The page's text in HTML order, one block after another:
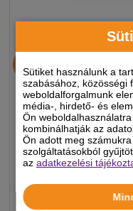
Sütiket használunk a
szabásához, közösségi
weboldalforgalmunk
média-, hirdető- és
Ön
kombinálhatják az
Ön adott meg
szolgáltatásokból
azadatkezelési
Douxo S3 Pyo hab 150
7 290 Ft